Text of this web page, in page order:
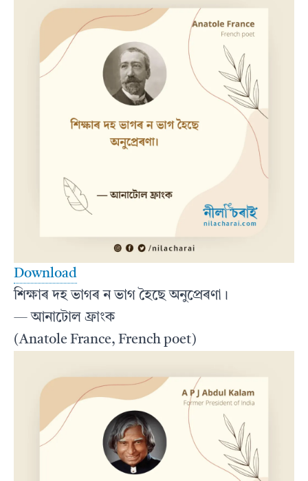
Download
শিক্ষাৰ দহ ভাগৰ ন ভাগ হৈছে অনুপ্ৰেৰণা।
— আনাটোল ফ্ৰাংক
(Anatole France, French poet)